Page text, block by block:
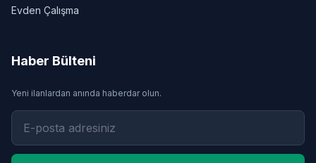
Evden Çalışma
Haber Bülteni
Yeni ilanlardan anında haberdar olun.